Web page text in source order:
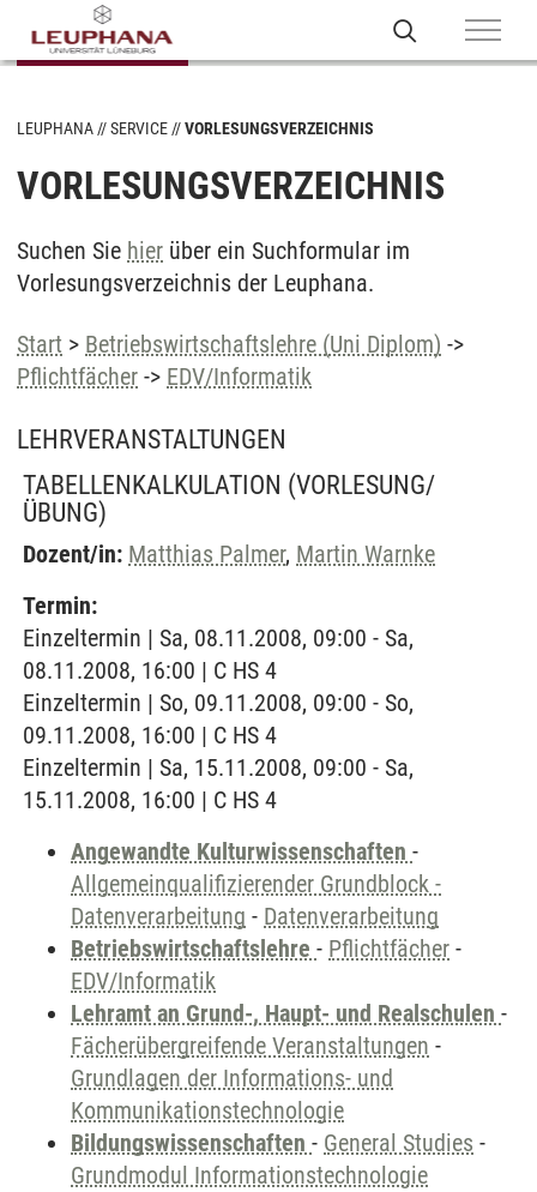
LEUPHANA SERVICE VORLESUNGSVERZEICHNIS
VORLESUNGSVERZEICHNIS
Suchen Sie hier über ein Suchformular im
Vorlesungsverzeichnis der Leuphana.
Start > Betriebswirtschaftslehre (Uni Diplom) ->
Pflichtfächer -> EDV/Informatik
LEHRVERANSTALTUNGEN
TABELLENKALKULATION (VORLESUNG/
ÜBUNG)
Dozent/in: Matthias Palmer, Martin Warnke
Termin:
Einzeltermin | Sa, 08.11.2008, 09:00 - Sa,
08.11.2008, 16:00 | C HS 4
Einzeltermin | So, 09.11.2008, 09:00 - So,
09.11.2008, 16:00 | C HS 4
Einzeltermin | Sa, 15.11.2008, 09:00 - Sa,
15.11.2008, 16:00 | C HS 4
Angewandte Kulturwissenschaften -
Allgemeinqualifizierender Grundblock -
Datenverarbeitung - Datenverarbeitung
Betriebswirtschaftslehre - Pflichtfächer -
EDV/Informatik
Lehramt an Grund-, Haupt- und Realschulen -
Fächerübergreifende Veranstaltungen -
Grundlagen der Informations- und
Kommunikationstechnologie
Bildungswissenschaften - General Studies -
Grundmodul Informationstechnologie